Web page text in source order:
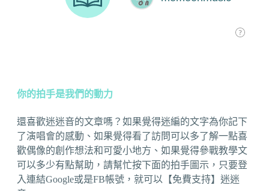
你的拍手是我們的動力
還喜歡迷迷音的文章嗎？如果覺得迷編的文字為你記下
了演唱會的感動、如果覺得看了訪問可以多了解一點喜
歡偶像的創作想法和可愛小地方、如果覺得參戰教學文
可以多少有點幫助，請幫忙按下面的拍手圖示，只要登
入連結Google或是FB帳號，就可以【免費支持】迷迷